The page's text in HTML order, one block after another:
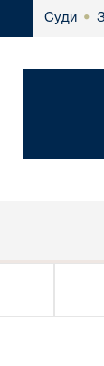
Суди •